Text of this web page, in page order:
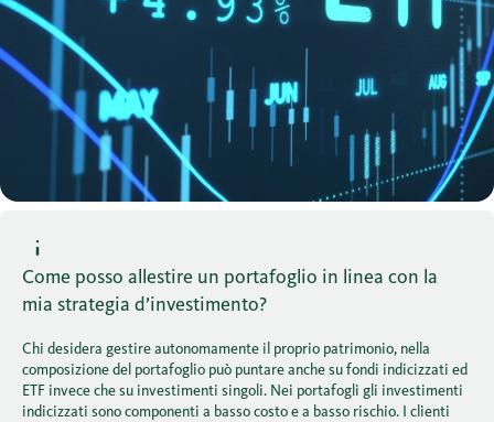
Come posso allestire un portafoglio in linea con la
mia strategia d’investimento?
Chi desidera gestire autonomamente il proprio patrimonio, nella
composizione del portafoglio può puntare anche su fondi indicizzati ed
ETF invece che su investimenti singoli. Nei portafogli gli investimenti
indicizzati sono componenti a basso costo e a basso rischio. I clienti